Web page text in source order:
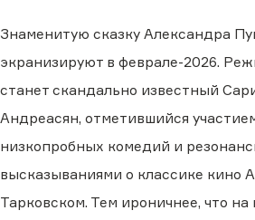
Знаменитую сказку Александра
экранизируют в феврале-2026.
станет скандально известный
Андреасян, отметившийся
низкопробных комедий и
высказываниями о классике кино
Тарковском. Тем ироничнее, что на